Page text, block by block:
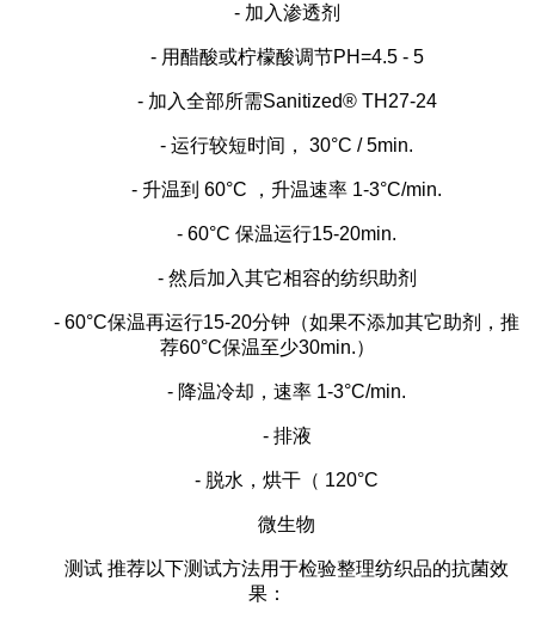
- 加入渗透剂
- 用醋酸或柠檬酸调节PH=4.5 - 5
- 加入全部所需Sanitized® TH27-24
- 运行较短时间， 30°C / 5min.
- 升温到 60°C ，升温速率 1-3°C/min.
- 60°C 保温运行15-20min.
- 然后加入其它相容的纺织助剂
- 60°C保温再运行15-20分钟（如果不添加其它助剂，推
荐60°C保温至少30min.）
- 降温冷却，速率 1-3°C/min.
- 排液
- 脱水，烘干（ 120°C
微生物
测试 推荐以下测试方法用于检验整理纺织品的抗菌效
果：